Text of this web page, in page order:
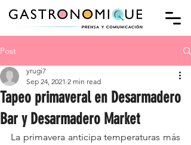
Post
Tapeo primaveral en Desarmadero
Bar y Desarmadero Market
yrugi7
Sep 24, 2021 2 min read
La primavera anticipa temperaturas más